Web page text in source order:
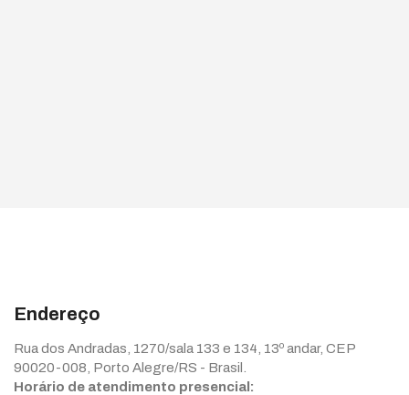
Endereço
Rua dos Andradas, 1270/sala 133 e 134, 13º andar, CEP
90020-008, Porto Alegre/RS - Brasil.
Horário de atendimento presencial: